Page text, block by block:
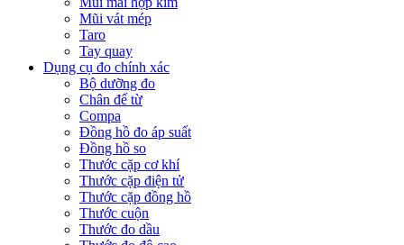
Mũi vát mép
Taro
Tay quay
Dụng cụ đo chính xác
Bộ dưỡng đo
Chân đế từ
Compa
Đồng hồ đo áp suất
Đồng hồ so
Thước cặp cơ khí
Thước cặp điện tử
Thước cặp đồng hồ
Thước cuộn
Thước đo dầu